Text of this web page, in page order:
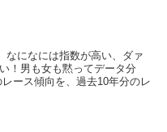
なになには指数が高い、ダァ
！男も女も黙ってデータ分
ース傾向を、過去10年分のレ